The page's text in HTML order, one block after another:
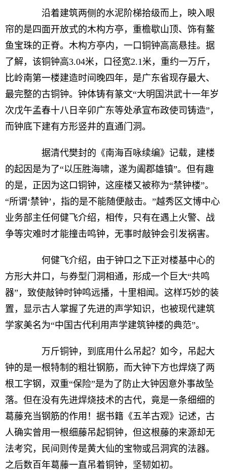
沿着建筑两侧的水泥阶梯拾级而上，映入眼
帘的是四面开放式的木构方亭，重檐歇山顶、饰有鳌
鱼宝珠的正脊。木构方亭内，一口铜钟高高悬挂。据
了解，该铜钟高3.04米，口径宽2.1米，重约一万斤，
比岭南第一楼建造时间晚四年，是广东省现存最大、
最完整的古铜钟。钟体铸有篆文“大明国洪武十一年岁
次戊午孟春十八日辛卯广东等处承宣布政使司铸造”，
而钟底下建有方形竖井的直通门洞。
据清代樊封的《南海百咏续编》记载，建楼
的起因是为了“以压胜海啸，遂为阖郡雄镇”。但有趣
的是，正因为这口铜钟，这座楼又被称为“禁钟楼”。
“所谓‘禁钟’，指的是不能随便敲击。”越秀区文博中心
业务部主任何健飞介绍，相传，只有在遇上火警、战
争等灾难时才能撞击鸣钟，无事时敲钟会引发祸害。
何健飞介绍，由于钟口之下正对楼基中心的
方形大井口，与券型门洞相通，形成一个巨大“共鸣
器”，致使敲钟时钟鸣远播，十里相闻。这样巧妙的装
置，显示古人掌握了先进的声学知识，也被现代建筑
学家美名为“中国古代利用声学建筑钟楼的典范”。
万斤铜钟，到底用什么吊起？如今，吊起大
钟的是一根特制的粗壮钢筋，而大钟下方也焊烧了两
根工字钢，双重“保险”是为了防止大钟因意外事故坠
落。但在没有先进焊烧技术的古代，竟是一条细细的
葛藤充当钢筋的作用！据书籍《五羊古观》记述，古
人确实曾用一根细藤吊起铜钟，但这根藤的来源却无
法考究，民间则传是黄大仙的宝物或吕洞宾的法器。
之后数百年葛藤一直吊着铜钟，坚韧如初。